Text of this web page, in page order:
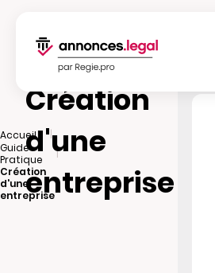
Accueil
|
Guide
Pratique
|
Création
d'une
entreprise
Création
d'une
entreprise